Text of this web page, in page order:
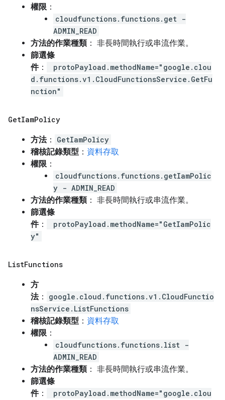
權限 ：
cloudfunctions.functions.get -
ADMIN_READ
方法的作業種類： 非長時間執行或串流作業。
篩選條
件：
protoPayload.methodName="google.clou
d.functions.v1.CloudFunctionsService.GetFu
nction"
GetIamPolicy
方法：
GetIamPolicy
稽核記錄類型 ： 資料存取
權限 ：
cloudfunctions.functions.getIamPolic
y - ADMIN_READ
方法的作業種類： 非長時間執行或串流作業。
篩選條
件：
protoPayload.methodName="GetIamPolic
y"
ListFunctions
方
法：
google.cloud.functions.v1.CloudFunctio
nsService.ListFunctions
稽核記錄類型 ： 資料存取
權限 ：
cloudfunctions.functions.list -
ADMIN_READ
方法的作業種類： 非長時間執行或串流作業。
篩選條
件： protoPayload.methodName="google.clou